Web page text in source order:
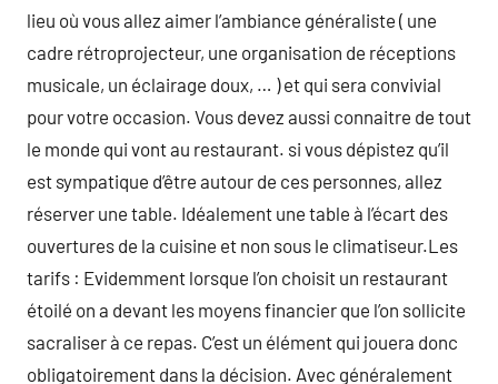
lieu où vous allez aimer l’ambiance généraliste ( une
cadre rétroprojecteur, une organisation de réceptions
musicale, un éclairage doux, … ) et qui sera convivial
pour votre occasion. Vous devez aussi connaitre de tout
le monde qui vont au restaurant. si vous dépistez qu’il
est sympatique d’être autour de ces personnes, allez
réserver une table. Idéalement une table à l’écart des
ouvertures de la cuisine et non sous le climatiseur.Les
tarifs : Evidemment lorsque l’on choisit un restaurant
étoilé on a devant les moyens financier que l’on sollicite
sacraliser à ce repas. C’est un élément qui jouera donc
obligatoirement dans la décision. Avec généralement